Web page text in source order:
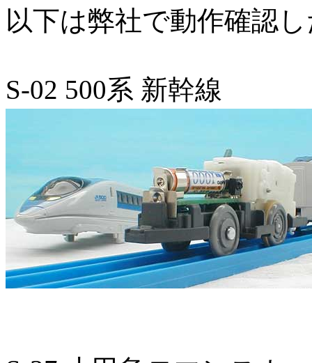
以下は弊社で動作確認
S-02 500系 新幹線